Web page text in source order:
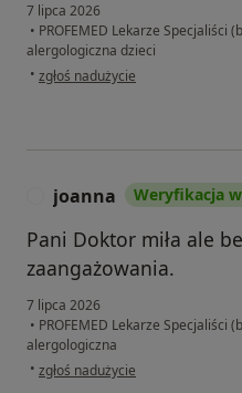
7 lipca 2026
• PROFEMED Lekarze Specjaliści
alergologiczna dzieci
• w opinii użytkownika JR
zgłoś nadużycie
joanna Weryfikacja
Pani Doktor miła ale
zaangażowania.
7 lipca 2026
• PROFEMED Lekarze Specjaliści
alergologiczna
• w opinii użytkownika joanna
zgłoś nadużycie